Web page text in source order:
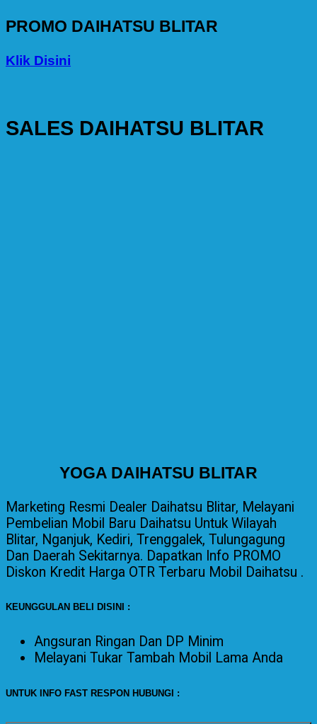
PROMO DAIHATSU BLITAR
Klik Disini
SALES DAIHATSU BLITAR
YOGA DAIHATSU BLITAR
Marketing Resmi Dealer Daihatsu Blitar, Melayani
Pembelian Mobil Baru Daihatsu Untuk Wilayah
Blitar, Nganjuk, Kediri, Trenggalek, Tulungagung
Dan Daerah Sekitarnya. Dapatkan Info PROMO
Diskon Kredit Harga OTR Terbaru Mobil Daihatsu .
KEUNGGULAN BELI DISINI :
Angsuran Ringan Dan DP Minim
Melayani Tukar Tambah Mobil Lama Anda
UNTUK INFO FAST RESPON HUBUNGI :